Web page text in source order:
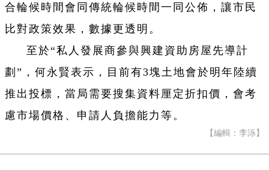
合輪候時間會同傳統輪候時間一同公佈，讓市民
比對政策效果，數據更透明。
至於“私人發展商參與興建資助房屋先導計
劃”，何永賢表示，目前有3塊土地會於明年陸續
推出投標，當局需要搜集資料厘定折扣價，會考
慮市場價格、申請人負擔能力等。
【編輯：李泺】